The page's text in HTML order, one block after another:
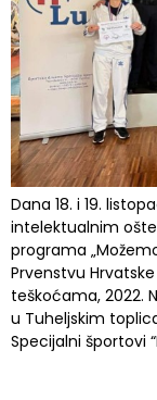
Dana 18. i 19.
intelektualnim
programa
Prvenstvu
teškoćama, 2022.
u Tuheljskim
Specijalni športovi